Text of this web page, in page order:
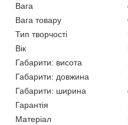
Вага
Вага товару
Тип творчості
Вік
Габарити: висота
Габарити: довжина
Габарити: ширина
Гарантія
Матеріал